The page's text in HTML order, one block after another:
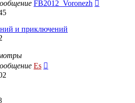
FB2012_Voronezh
и приключений
Es